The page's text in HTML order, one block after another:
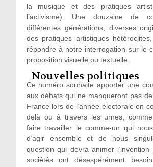
la musique et des pratiques
l’activisme). Une douzaine de
différentes générations, diverses
des pratiques artistiques
répondre à notre interrogation sur le
proposition visuelle ou textuelle.
Nouvelles politiques
Ce numéro souhaite apporter une
aux débats qui ne manqueront pas
France lors de l’année électorale en
delà ou à travers les urnes,
faire travailler le comme-un qui
d’agir ensemble et de nous
question qui devra animer
sociétés ont désespérément